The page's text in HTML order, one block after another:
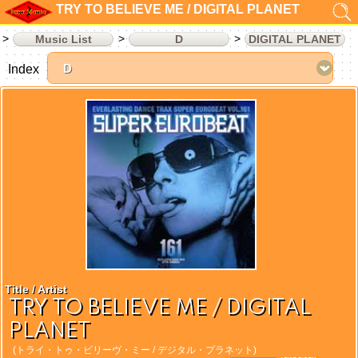
TRY TO BELIEVE ME / DIGITAL PLANET
Music List D DIGITAL PLANET
Title / Artist
TRY TO BELIEVE ME / DIGITAL
PLANET
(トライ・トゥ・ビリーヴ・ミー / デジタル・プラネット)
Index